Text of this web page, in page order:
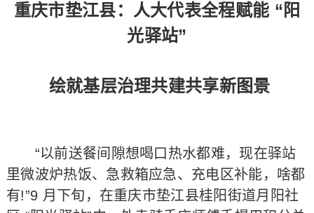
重庆市垫江县：人大代表全程赋能 “阳
光驿站”
绘就基层治理共建共享新图景​
“以前送餐间隙想喝口热水都难，现在驿站
里微波炉热饭、急救箱应急、充电区补能，啥都
有!”9 月下旬，在重庆市垫江县桂阳街道月阳社